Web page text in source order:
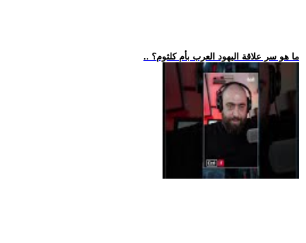
.. ما هو سر علاقة اليهود العرب بأم كلثوم؟